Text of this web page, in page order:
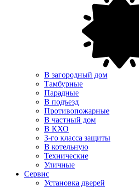
В загородный дом
Тамбурные
Парадные
В подъезд
Противопожарные
В частный дом
В КХО
3-го класса защиты
В котельную
Технические
Уличные
Сервис
Установка дверей